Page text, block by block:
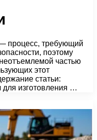
процесс, требующий
поэтому
частью
этот
статьи:
изготовления …